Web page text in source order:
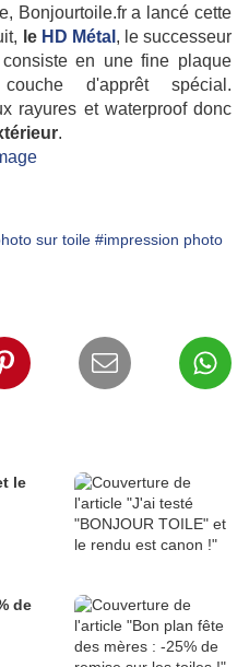
Bonjourtoile.fr a lancé cette
le HD Métal , le successeur
en une fine plaque
d'apprêt spécial.
rayures et waterproof donc
.
sur toile #impression photo
le
de